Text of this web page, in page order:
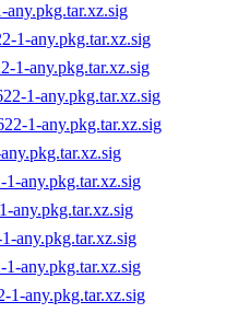
1-any.pkg.tar.xz.sig
1-any.pkg.tar.xz.sig
1-any.pkg.tar.xz.sig
1-any.pkg.tar.xz.sig
any.pkg.tar.xz.sig
any.pkg.tar.xz.sig
any.pkg.tar.xz.sig
any.pkg.tar.xz.sig
1-any.pkg.tar.xz.sig